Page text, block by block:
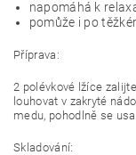
napomáhá k
pomůže i po
Příprava:
2 polévkové lžíce
louhovat v zakryté
medu, pohodlně se
Skladování: